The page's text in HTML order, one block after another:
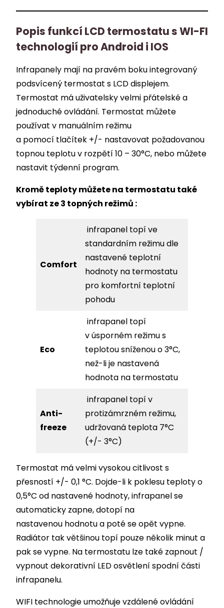
Popis funkcí LCD termostatu s WI-FI
technologií pro Android i IOS
Infrapanely mají na pravém boku integrovaný
podsvícený termostat s LCD displejem.
Termostat má uživatelsky velmi přátelské a
jednoduché ovládání. Termostat můžete
používat v manuálním režimu
a pomocí tlačítek +/- nastavovat požadovanou
topnou teplotu v rozpětí 10 – 30°C, nebo můžete
nastavit týdenní program.
Kromě teploty můžete na termostatu také
vybírat ze 3 topných režimů :
Comfort
infrapanel topí ve
standardním režimu dle
nastavené teplotní
hodnoty na termostatu
pro komfortní teplotní
pohodu
Eco
infrapanel topí
v úsporném režimu s
teplotou sníženou o 3°C,
než-li je nastavená
hodnota na termostatu
Anti-
freeze
infrapanel topí v
protizámrzném režimu,
udržovaná teplota 7°C
(+/- 3°C)
Termostat má velmi vysokou citlivost s
přesností +/- 0,1 °C. Dojde-li k poklesu teploty o
0,5°C od nastavené hodnoty, infrapanel se
automaticky zapne, dotopí na
nastavenou hodnotu a poté se opět vypne.
Radiátor tak většinou topí pouze několik minut a
pak se vypne. Na termostatu lze také zapnout /
vypnout dekorativní LED osvětlení spodní části
infrapanelu.
WIFI technologie umožňuje vzdálené ovládání